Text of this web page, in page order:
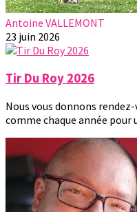
Antoine VALLEMONT
23 juin 2026
Tir Du Roy 2026
Nous vous donnons
comme chaque année pour